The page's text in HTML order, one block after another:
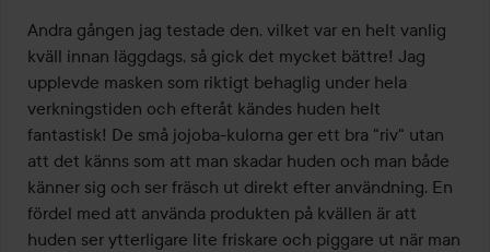
Andra gången jag testade den, vilket var en helt vanlig
kväll innan läggdags, så gick det mycket bättre! Jag
upplevde masken som riktigt behaglig under hela
verkningstiden och efteråt kändes huden helt
fantastisk! De små jojoba-kulorna ger ett bra "riv" utan
att det känns som att man skadar huden och man både
känner sig och ser fräsch ut direkt efter användning. En
fördel med att använda produkten på kvällen är att
huden ser ytterligare lite friskare och piggare ut när man